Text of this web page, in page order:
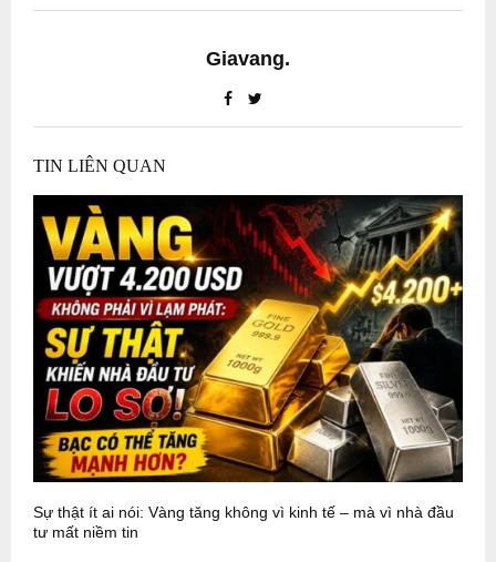
Giavang.
TIN LIÊN QUAN
Sự thật ít ai nói: Vàng tăng không vì kinh tế – mà vì nhà đầu
tư mất niềm tin